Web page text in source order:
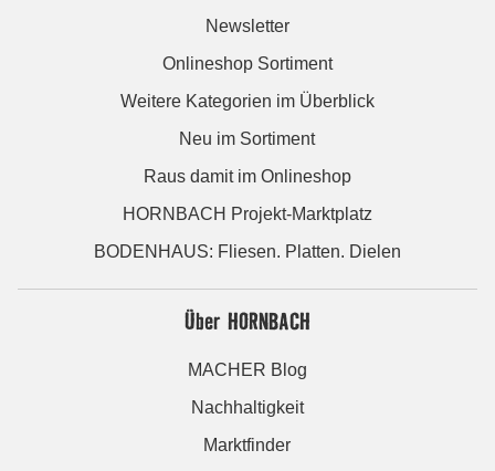
Newsletter
Onlineshop Sortiment
Weitere Kategorien im Überblick
Neu im Sortiment
Raus damit im Onlineshop
HORNBACH Projekt-Marktplatz
BODENHAUS: Fliesen. Platten. Dielen
Über HORNBACH
MACHER Blog
Nachhaltigkeit
Marktfinder